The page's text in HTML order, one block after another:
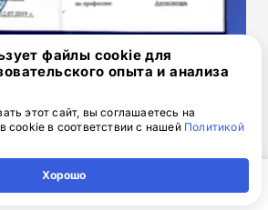
документов
файлы cookie для
опыта и анализа
этот сайт, вы соглашаетесь на
cookie в соответствии с нашей Политикой
Хорошо